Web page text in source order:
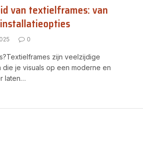
van textielframes: van
0
zijn veelzijdige
je visuals op een moderne en
laten…